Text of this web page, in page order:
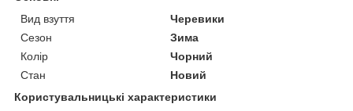
Вид взуття
Черевики
Сезон
Зима
Колір
Чорний
Стан
Новий
Користувальницькі характеристики